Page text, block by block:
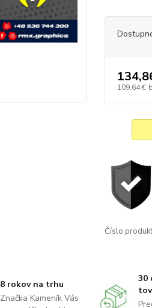
109,64 €
Číslo
8 rokov na trhu
Značka Kameník Vás
30